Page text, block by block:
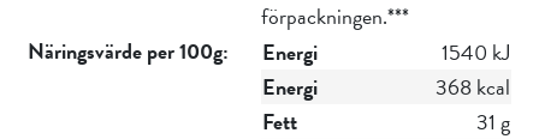
förpackningen.***
Näringsvärde per 100g:
Energi
1540 kJ
Energi
368 kcal
Fett
31 g